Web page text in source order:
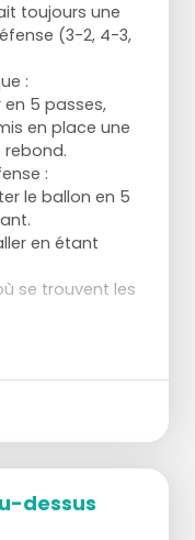
toujours une
(3-2, 4-3,
:
en 5 passes,
en place une
rebond.
:
le ballon en 5
en étant
se trouvent les
X buts, après X
dessus